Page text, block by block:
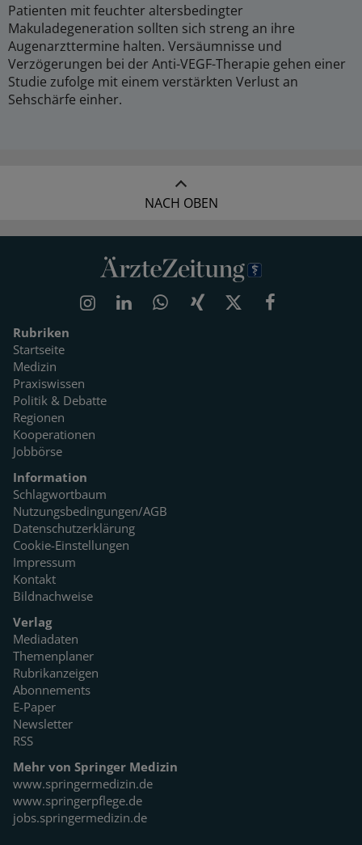
Patienten mit feuchter altersbedingter
Makuladegeneration sollten sich streng an ihre
Augenarzttermine halten. Versäumnisse und
Verzögerungen bei der Anti-VEGF-Therapie gehen einer
Studie zufolge mit einem verstärkten Verlust an
Sehschärfe einher.
NACH OBEN
Rubriken
Startseite
Medizin
Praxiswissen
Politik & Debatte
Regionen
Kooperationen
Jobbörse
Information
Schlagwortbaum
Nutzungsbedingungen/AGB
Datenschutzerklärung
Cookie-Einstellungen
Impressum
Kontakt
Bildnachweise
Verlag
Mediadaten
Themenplaner
Rubrikanzeigen
Abonnements
E-Paper
Newsletter
RSS
Mehr von Springer Medizin
www.springermedizin.de
www.springerpflege.de
jobs.springermedizin.de